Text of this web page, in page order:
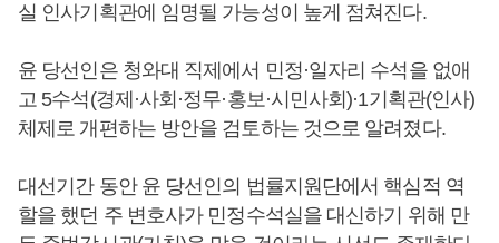
실 인사기획관에 임명될 가능성이 높게 점쳐진다.
윤 당선인은 청와대 직제에서 민정·일자리 수석을 없애
고 5수석(경제·사회·정무·홍보·시민사회)·1기획관(인사)
체제로 개편하는 방안을 검토하는 것으로 알려졌다.
대선기간 동안 윤 당선인의 법률지원단에서 핵심적 역
할을 했던 주 변호사가 민정수석실을 대신하기 위해 만